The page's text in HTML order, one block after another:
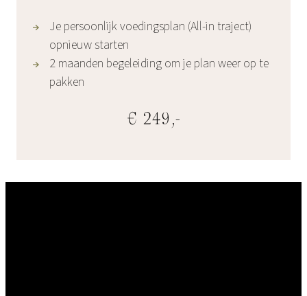
Je persoonlijk voedingsplan (All-in traject)
opnieuw starten
2 maanden begeleiding om je plan weer op te
pakken
€ 249,-